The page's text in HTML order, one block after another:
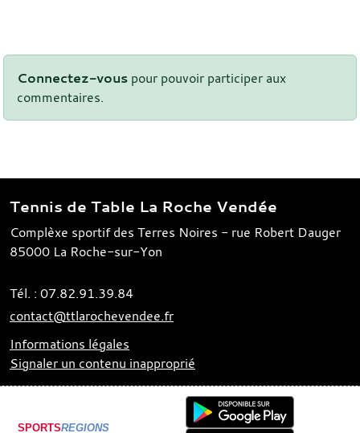
Connectez-vous pour pouvoir participer aux
commentaires.
Tennis de Table La Roche Vendée
Complèxe sportif des Terres Noires - rue Robert Dauger
85000 La Roche-sur-Yon
Tél. : 07.82.91.39.84
contact@ttlarochevendee.fr
Informations légales
Signaler un contenu inapproprié
SPORTSREGIONS